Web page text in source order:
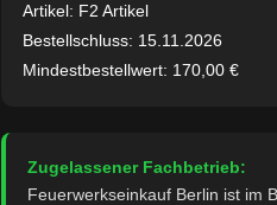
Artikel: F2 Artikel
Bestellschluss: 15.11.2026
Mindestbestellwert: 170,00 €
Zugelassener Fachbetrieb:
Feuerwerkseinkauf Berlin ist im